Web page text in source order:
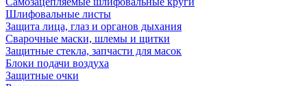
Шлифовальные листы
Защита лица, глаз и органов дыхания
Сварочные маски, шлемы и щитки
Защитные стекла, запчасти для масок
Блоки подачи воздуха
Защитные очки